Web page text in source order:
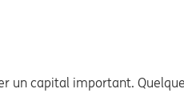
capital important.